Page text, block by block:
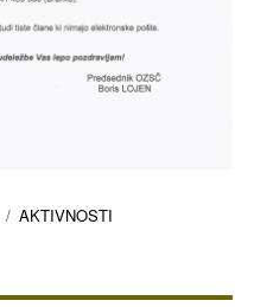
Kategorije
AKTIVNOSTI